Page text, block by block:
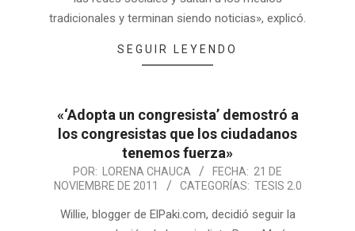
tradicionales y terminan siendo noticias», explicó.
SEGUIR LEYENDO
«‘Adopta un congresista’ demostró a
los congresistas que los ciudadanos
tenemos fuerza»
POR: LORENA CHAUCA FECHA: 21 DE
NOVIEMBRE DE 2011
CATEGORÍAS: TESIS 2.0
Willie, blogger de ElPaki.com, decidió seguir la